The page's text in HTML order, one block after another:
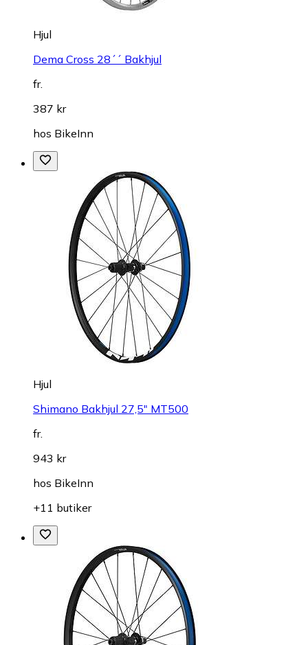
Hjul
Dema Cross 28´´ Bakhjul
fr.
387 kr
hos BikeInn
Hjul
Shimano Bakhjul 27,5" MT500
fr.
943 kr
hos BikeInn
+11 butiker